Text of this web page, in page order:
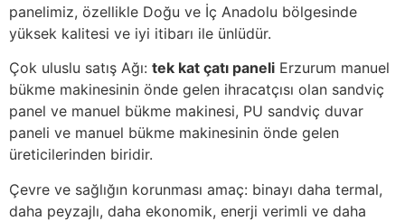
panelimiz, özellikle Doğu ve İç Anadolu bölgesinde
yüksek kalitesi ve iyi itibarı ile ünlüdür.
Çok uluslu satış Ağı: tek kat çatı paneli Erzurum manuel
bükme makinesinin önde gelen ihracatçısı olan sandviç
panel ve manuel bükme makinesi, PU sandviç duvar
paneli ve manuel bükme makinesinin önde gelen
üreticilerinden biridir.
Çevre ve sağlığın korunması amaç: binayı daha termal,
daha peyzajlı, daha ekonomik, enerji verimli ve daha